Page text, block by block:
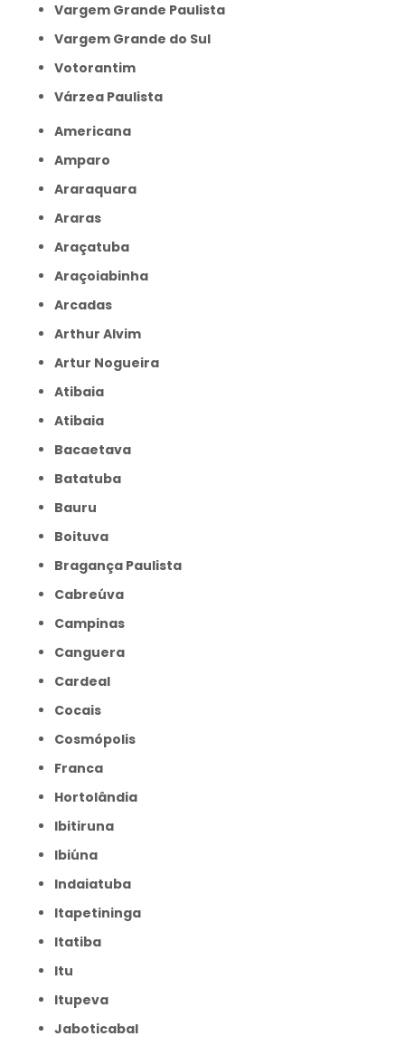
Vargem Grande Paulista
Vargem Grande do Sul
Votorantim
Várzea Paulista
Americana
Amparo
Araraquara
Araras
Araçatuba
Araçoiabinha
Arcadas
Arthur Alvim
Artur Nogueira
Atibaia
Atibaia
Bacaetava
Batatuba
Bauru
Boituva
Bragança Paulista
Cabreúva
Campinas
Canguera
Cardeal
Cocais
Cosmópolis
Franca
Hortolândia
Ibitiruna
Ibiúna
Indaiatuba
Itapetininga
Itatiba
Itu
Itupeva
Jaboticabal